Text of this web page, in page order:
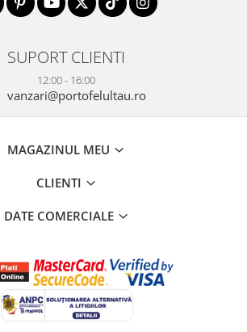
SUPORT CLIENTI
12:00 - 16:00
vanzari@portofelultau.ro
MAGAZINUL MEU
CLIENTI
DATE COMERCIALE